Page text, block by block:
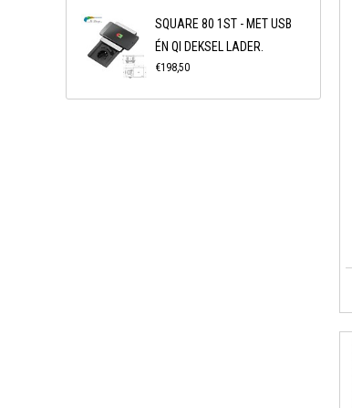
SQUARE 80 1ST - MET USB
ÉN QI DEKSEL LADER.
€198,50